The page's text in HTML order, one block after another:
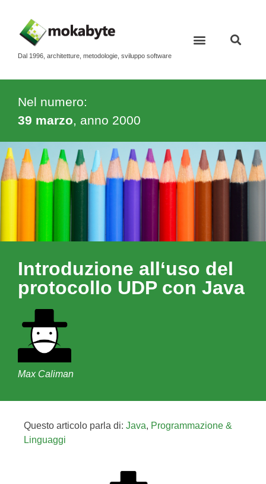
Dal 1996, architetture, metodologie, sviluppo software
Nel numero:
39 marzo, anno 2000
Introduzione all‘uso del
protocollo UDP con Java
Max Caliman
Questo articolo parla di: Java, Programmazione &
Linguaggi